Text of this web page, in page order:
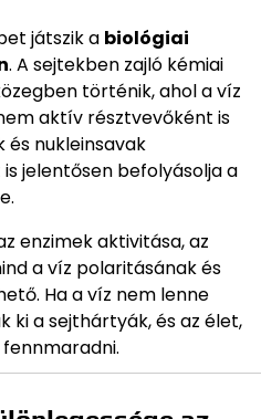
játszik a biológiai
. A sejtekben zajló kémiai
történik, ahol a víz
aktív résztvevőként is
és nukleinsavak
jelentősen befolyásolja a
enzimek aktivitása, az
a víz polaritásának és
Ha a víz nem lenne
ki a sejthártyák, és az élet,